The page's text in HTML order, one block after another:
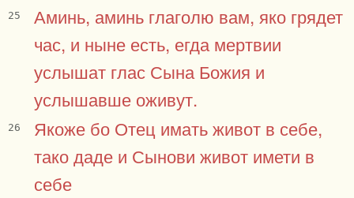
25
Аминь, аминь глаголю вам, яко грядет
час, и ныне есть, егда мертвии
услышат глас Сына Божия и
услышавше оживут.
26
Якоже бо Отец имать живот в себе,
тако даде и Сынови живот имети в
себе